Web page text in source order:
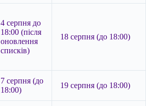
4 серпня до
18:00 (після
оновлення
списків)
18 серпня (до 18:00)
7 серпня (до
18:00)
19 серпня (до 18:00)